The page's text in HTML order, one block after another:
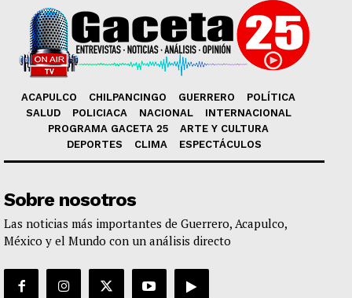
ACAPULCO CHILPANCINGO GUERRERO
POLÍTICA
SALUD
POLICIACA NACIONAL
INTERNACIONAL
PROGRAMA GACETA 25
ARTE Y CULTURA
DEPORTES
CLIMA ESPECTÁCULOS
Sobre nosotros
Las noticias más importantes de Guerrero, Acapulco,
México y el Mundo con un análisis directo